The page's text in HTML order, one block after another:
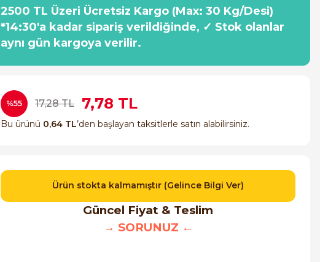
2500 TL Üzeri Ücretsiz Kargo (Max: 30 Kg/Desi)
*14:30'a kadar sipariş verildiğinde, ✓ Stok olanlar
aynı gün kargoya verilir.
%55 17,28 TL 7,78 TL
Bu ürünü 0,64 TL’den başlayan taksitlerle satın alabilirsiniz.
Ürün stokta kalmamıştır (Gelince Bilgi Ver)
Güncel Fiyat & Teslim
→ SORUNUZ ←